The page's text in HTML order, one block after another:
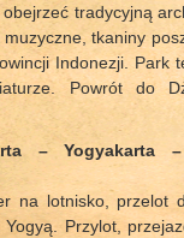
tradycyjną
tkaniny
Indonezji. Park
Powrót do
– Yogyakarta
na lotnisko, przelot
Yogyą. Przylot,